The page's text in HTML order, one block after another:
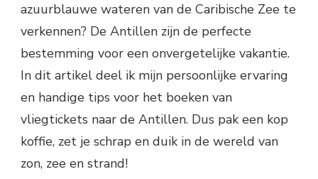
azuurblauwe wateren van de Caribische Zee te
verkennen? De Antillen zijn de perfecte
bestemming voor een onvergetelijke vakantie.
In dit artikel deel ik mijn persoonlijke ervaring
en handige tips voor het boeken van
vliegtickets naar de Antillen. Dus pak een kop
koffie, zet je schrap en duik in de wereld van
zon, zee en strand!